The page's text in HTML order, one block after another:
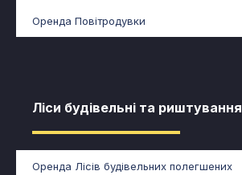
Оренда Повітродувки
Ліси будівельні та риштування​​
Оренда Лісів будівельних полегшених